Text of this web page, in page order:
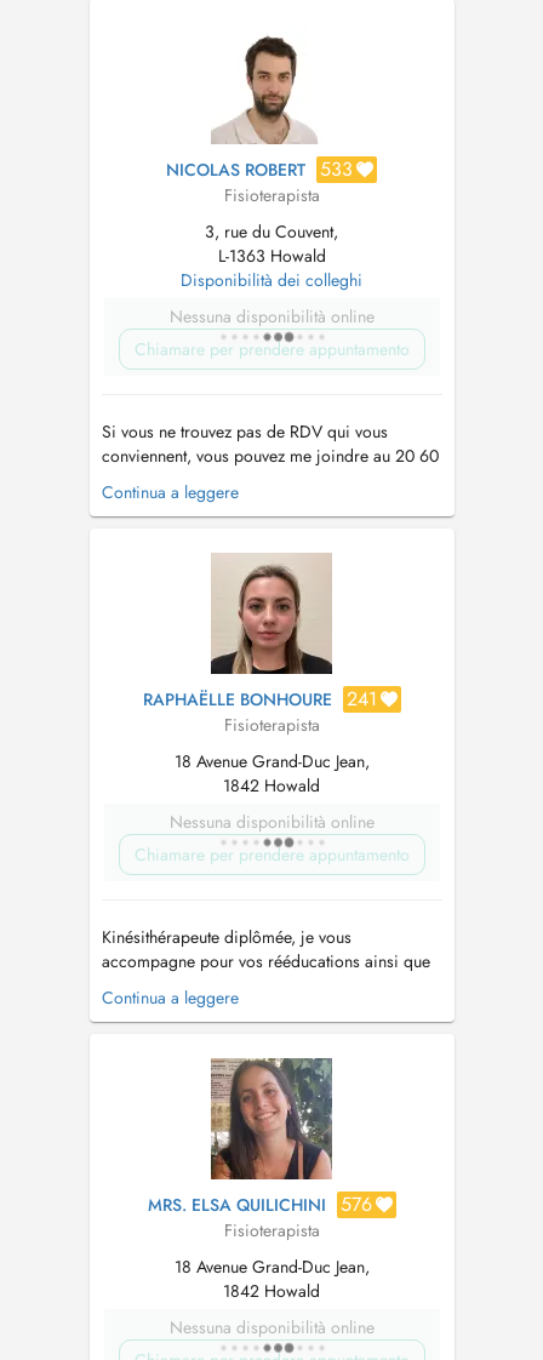
NICOLAS ROBERT 533
Fisioterapista
3, rue du Couvent,
L-1363 Howald
Disponibilità dei colleghi
Nessuna disponibilità online
Chiamare per prendere appuntamento
Si vous ne trouvez pas de RDV qui vous
conviennent, vous pouvez me joindre au 20 60
03 54. Tous les horaires ne sont pas sur le
planning ci-dessus. If you cannot find an
on 20 60 03 54. Not all hours are on the
schedule above. Equipement d...
Continua a leggere
RAPHAËLLE BONHOURE 241
Fisioterapista
18 Avenue Grand-Duc Jean,
1842 Howald
Nessuna disponibilità online
Chiamare per prendere appuntamento
Kinésithérapeute diplômée, je vous
accompagne pour vos rééducations ainsi que
pour des prestations spécifiques comme les
ventouses médicales et le massage bien-être.
respiratoire (adultes et enfants). À l'écoute de
vos besoins, je propose des soins
Continua a leggere
MRS. ELSA QUILICHINI 576
Fisioterapista
18 Avenue Grand-Duc Jean,
1842 Howald
Nessuna disponibilità online